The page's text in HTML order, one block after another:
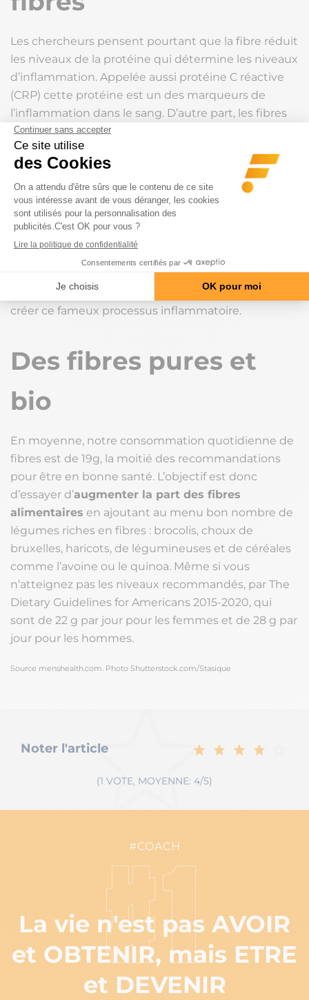
Les chercheurs pensent pourtant que la fibre réduit
les niveaux de la protéine qui détermine les niveaux
d’inflammation. Appelée aussi protéine C réactive
(CRP) cette protéine est un des marqueurs de
l’inflammation dans le sang. D’autre part, les fibres
augmentent la satiété, ce qui limite la prise de
poids et a aussi une incidence, car le surpoids
augmente à la fois l’inflammation et la pression sur
les articulations. Les fibres alimentaires sont
reconnues pour aider à prévenir à la fois l’obésité et
l’inflammation, deux facteurs aggravants de
l’arthrite. Par ailleurs, manger plus de fibres modifie
la composition du microbiote ce qui limite la
possibilité aux toxines de passer la barrière
intestinale et de passer dans la circulation pour
créer ce fameux processus inflammatoire.
Des fibres pures et
bio
En moyenne, notre consommation quotidienne de
fibres est de 19g, la moitié des recommandations
pour être en bonne santé. L’objectif est donc
d’essayer d’augmenter la part des fibres
alimentaires en ajoutant au menu bon nombre de
légumes riches en fibres : brocolis, choux de
bruxelles, haricots, de légumineuses et de céréales
comme l’avoine ou le quinoa. Même si vous
n’atteignez pas les niveaux recommandés, par The
Dietary Guidelines for Americans 2015-2020, qui
sont de 22 g par jour pour les femmes et de 28 g par
jour pour les hommes.
Source menshealth.com. Photo Shutterstock.com/Stasique
Noter l'article
(1 VOTE, MOYENNE: 4/5)
#COACH
#1
La vie n'est pas AVOIR
et OBTENIR, mais ETRE
et DEVENIR